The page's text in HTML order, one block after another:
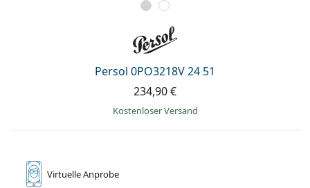
Persol 0PO3218V 24 51
234,90 €
Kostenloser Versand
VirtuelleAnprobe